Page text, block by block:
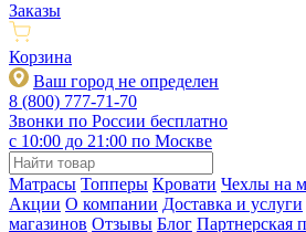
Заказы
Корзина
Ваш город не определен
8 (800) 777-71-70
Звонки по России бесплатно
c 10:00 до 21:00 по Москве
Матрасы Топперы Кровати Чехлы на
Акции О компании Доставка и услуги
магазинов Отзывы Блог Партнерская